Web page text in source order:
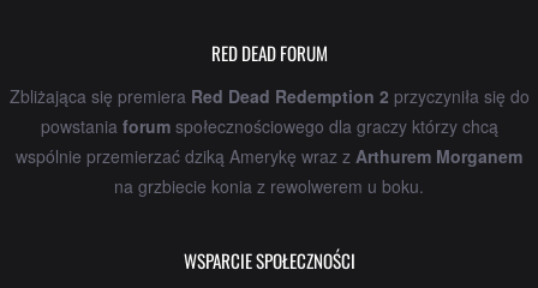
RED DEAD FORUM
Zbliżająca się premiera Red Dead Redemption 2 przyczyniła się do
powstania forumspołecznościowego dla graczy którzy chcą
wspólnie przemierzać dziką Amerykę wraz z Arthurem Morganem
na grzbiecie konia z rewolwerem u boku.
WSPARCIE SPOŁECZNOŚCI